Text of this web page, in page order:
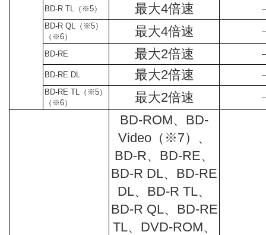
BD-R TL（※5） 最大4倍速
BD-R QL（※5）
（※6）
最大4倍速
BD-RE 最大2倍速
BD-RE DL 最大2倍速
BD-RE TL（※5）
（※6）
最大2倍速
BD-ROM、BD-
Video（※7）、
BD-R、BD-RE、
BD-R DL、BD-RE
DL、BD-R TL、
BD-R QL、BD-RE
TL、DVD-ROM、